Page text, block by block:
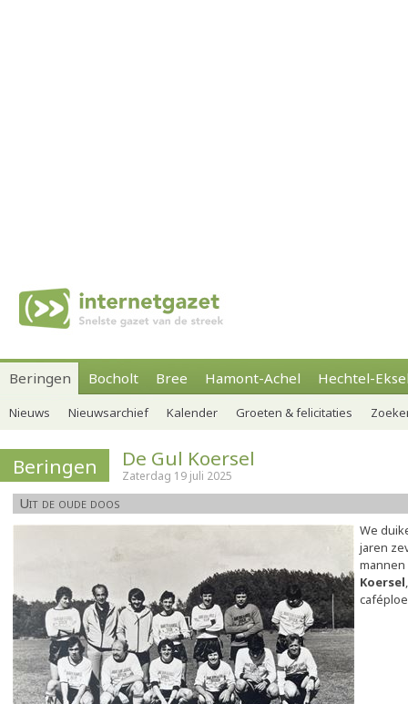
Beringen Bocholt Bree Hamont-Achel Hechtel-
Nieuws Nieuwsarchief Kalender Groeten & felicitaties
Beringen De Gul Koersel
Zaterdag 19 juli 2025
Uit de oude doos
We
jaren
Koersel